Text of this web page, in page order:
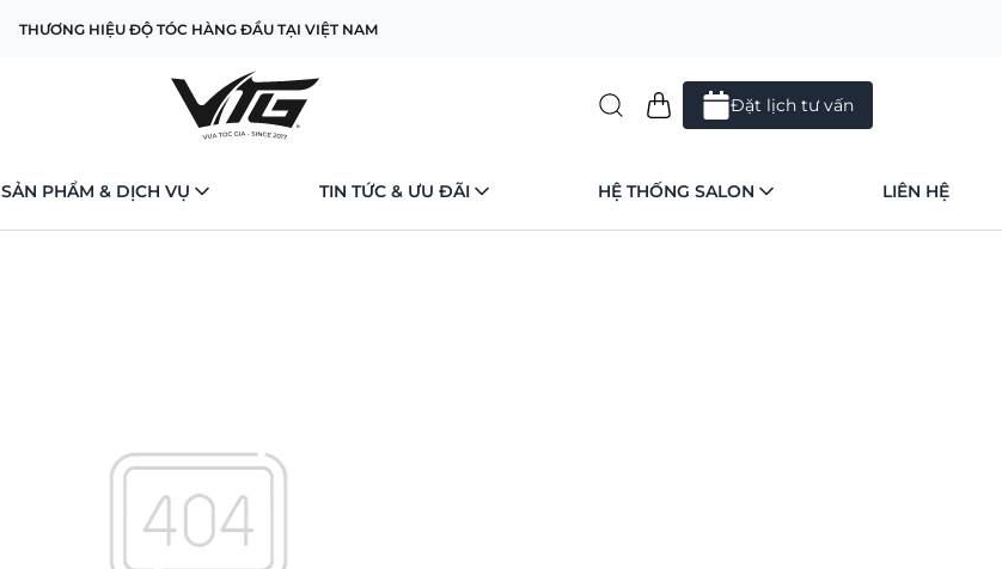
THƯƠNG HIỆU ĐỘ TÓC HÀNG ĐẦU TẠI VIỆT NAM
Đặt lịch tư vấn
SẢN PHẨM & DỊCH VỤ TIN TỨC & ƯU ĐÃI HỆ THỐNG SALON LIÊN HỆ